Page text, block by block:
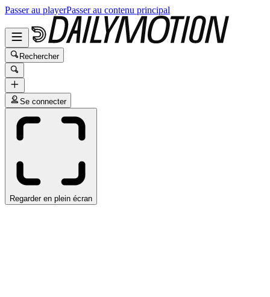
Passer au playerPasser au contenu principal
Rechercher
Se connecter
Regarder en plein écran